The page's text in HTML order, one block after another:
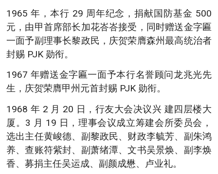
1965 年，本行 29 周年纪念，捐献国防基金 500
元，由甲首席部长加花峇峇接受，同时赠送金字匾
一面予副理事长黎政民，庆贺荣膺森州最高统治者
封赐 PJK 勋衔。
1967 年赠送金字匾一面予本行名誉顾问龙兆光先
生，庆贺荣膺甲州元首封赐 PJK 勋衔。
1968 年 2 月 20 日，行友大会决议兴 建四层楼大
厦。3 月 19 日，理事会议成立筹建会所委员会，
选出主任黄峻德、副黎政民、财政李毓芳、副朱鸿
养、查账符紫封、副萧绪潭、文书吴景焕、副李焕
香、募捐主任吴运成、副颜成懋、卢业礼。